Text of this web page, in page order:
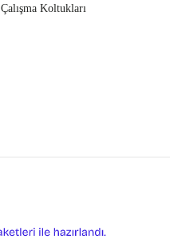
Çalışma Koltukları
e-